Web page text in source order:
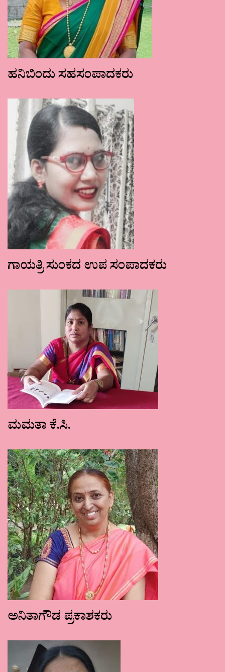
ಹನಿಬಿಂದು ಸಹಸಂಪಾದಕರು
ಗಾಯತ್ರಿ ಸುಂಕದ ಉಪ ಸಂಪಾದಕರು
ಮಮತಾ ಕೆ.ಸಿ.
ಅನಿತಾಗೌಡ ಪ್ರಕಾಶಕರು